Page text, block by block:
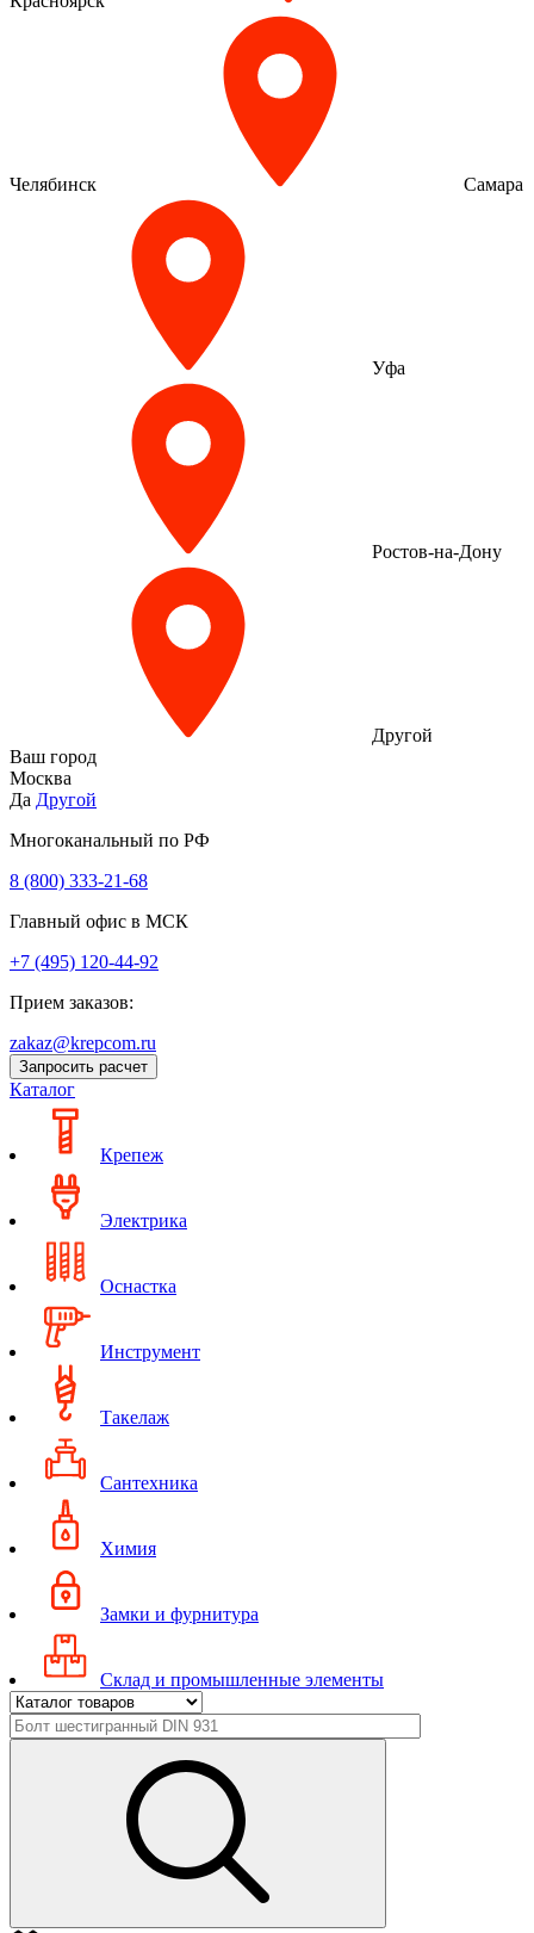
Челябинск Самара
Уфа
Ростов-на-Дону
Другой
Ваш город
Москва
Да Другой
Многоканальный по РФ
8 (800) 333‑21-68
Главный офис в МСК
+7 (495) 120-44-92
Прием заказов:
zakaz@krepcom.ru
Запросить расчет
Каталог
Крепеж
Электрика
Оснастка
Инструмент
Такелаж
Сантехника
Химия
Замки и фурнитура
Склад и промышленные элементы